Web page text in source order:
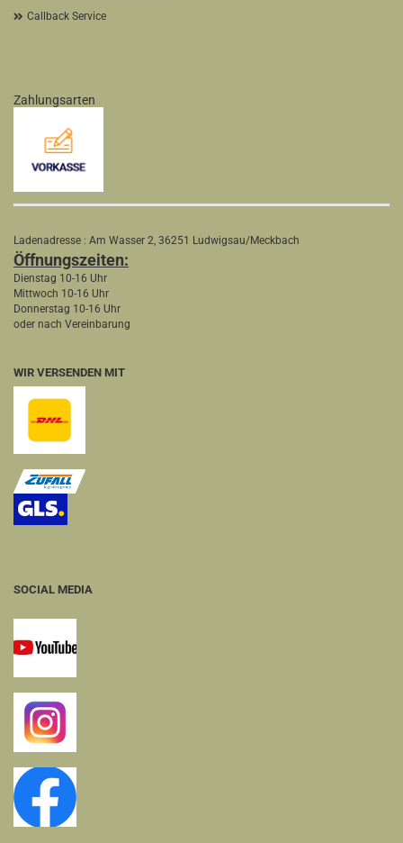
Callback Service
Zahlungsarten
Ladenadresse : Am Wasser 2, 36251 Ludwigsau/Meckbach
Öffnungszeiten:
Dienstag 10-16 Uhr
Mittwoch 10-16 Uhr
Donnerstag 10-16 Uhr
oder nach Vereinbarung
WIR VERSENDEN MIT
SOCIAL MEDIA